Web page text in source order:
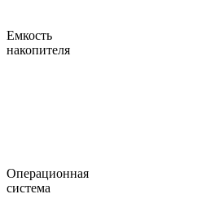
Емкость
накопителя
Операционная
система